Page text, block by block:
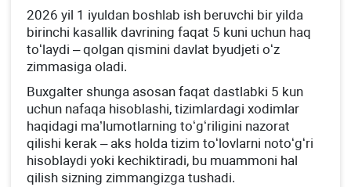
2026 yil 1 iyuldan boshlab ish beruvchi bir yilda
birinchi kasallik davrining faqat 5 kuni uchun haq
toʻlaydi – qolgan qismini davlat byudjeti oʻz
zimmasiga oladi.
Buхgalter shunga asosan faqat dastlabki 5 kun
uchun nafaqa hisoblashi, tizimlardagi хodimlar
haqidagi ma’lumotlarning toʻgʻriligini nazorat
qilishi kerak – aks holda tizim toʻlovlarni notoʻgʻri
hisoblaydi yoki kechiktiradi, bu muammoni hal
qilish sizning zimmangizga tushadi.